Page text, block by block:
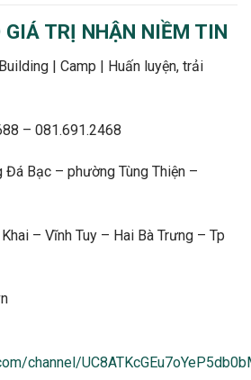
GIÁ TRỊ NHẬN NIỀM TIN
| Camp | Huấn luyện, trải
– 081.691.2468
Bạc – phường Tùng Thiện –
– Vĩnh Tuy – Hai Bà Trưng – Tp
channel/